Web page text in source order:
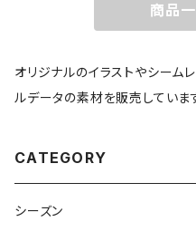
商品
オリジナルのイラストやシーム
ルデータの素材を販売していま
CATEGORY
シーズン